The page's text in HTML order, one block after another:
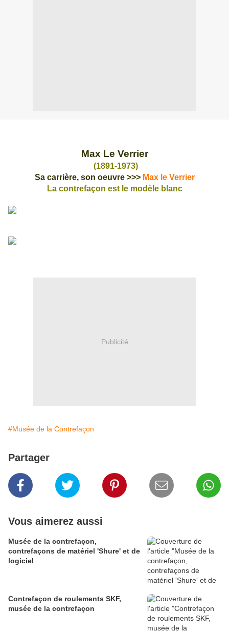
Max Le Verrier
(1891-1973)
Sa carrière, son oeuvre >>> Max le Verrier
La contrefaçon est le modèle blanc
Publicité
#Musée de la Contrefaçon
Partager
Vous aimerez aussi
Musée de la contrefaçon,
contrefaçons de matériel 'Shure' et de
logiciel
Contrefaçon de roulements SKF,
musée de la contrefaçon